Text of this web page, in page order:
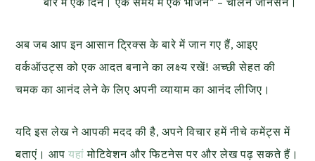
अब जब आप इन आसान ट्रिक्स के बारे में जान गए हैं, आइए
वर्कऑउट्स को एक आदत बनाने का लक्ष्य रखें! अच्छी सेहत की
चमक का आनंद लेने के लिए अपनी व्यायाम का आनंद लीजिए।
यदि इस लेख ने आपकी मदद की है, अपने विचार हमें नीचे कमेंट्स में
बताएं। आपयहां मोटिवेशन और फिटनेस पर और लेख पढ़ सकते हैं।